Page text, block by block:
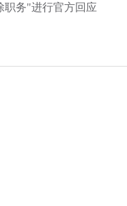
务"进行官方回应